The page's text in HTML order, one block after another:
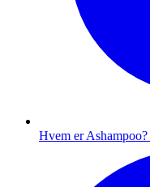
Hvem er Ashampoo?